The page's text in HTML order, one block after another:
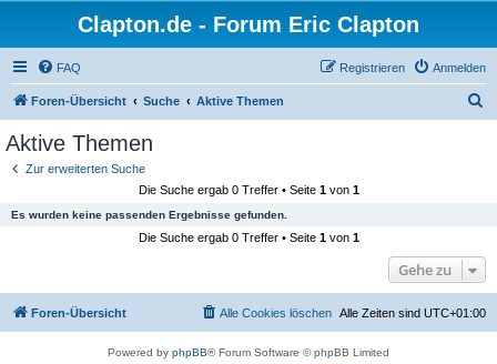
Clapton.de - Forum Eric Clapton
FAQ Anmelden
Registrieren
Foren-Übersicht Suche Aktive Themen
Aktive Themen
Zur erweiterten Suche
Die Suche ergab 0 Treffer • Seite 1von 1
Es wurden keine passenden Ergebnisse gefunden.
Die Suche ergab 0 Treffer • Seite 1von 1
Gehe zu
Foren-Übersicht Alle Zeiten sind UTC+01:00
Alle Cookies löschen
Powered by phpBB® Forum Software © phpBB Limited